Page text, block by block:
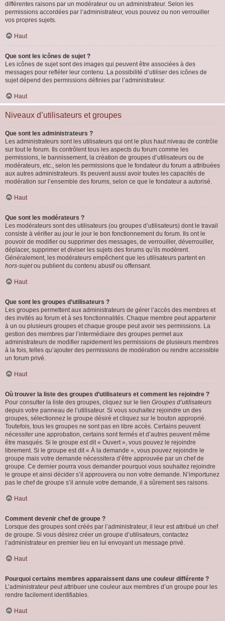
différentes raisons par un modérateur ou un administrateur. Selon les
permissions accordées par l’administrateur, vous pouvez ou non verrouiller
vos propres sujets.
Haut
Que sont les icônes de sujet ?
Les icônes de sujet sont des images qui peuvent être associées à des
messages pour refléter leur contenu. La possibilité d’utiliser des icônes de
sujet dépend des permissions définies par l’administrateur.
Haut
Niveaux d’utilisateurs et groupes
Que sont les administrateurs ?
Les administrateurs sont les utilisateurs qui ont le plus haut niveau de contrôle
sur tout le forum. Ils contrôlent tous les aspects du forum comme les
permissions, le bannissement, la création de groupes d’utilisateurs ou de
modérateurs, etc., selon les permissions que le fondateur du forum a attribuées
aux autres administrateurs. Ils peuvent aussi avoir toutes les capacités de
modération sur l’ensemble des forums, selon ce que le fondateur a autorisé.
Haut
Que sont les modérateurs ?
Les modérateurs sont des utilisateurs (ou groupes d’utilisateurs) dont le travail
consiste à vérifier au jour le jour le bon fonctionnement du forum. Ils ont le
pouvoir de modifier ou supprimer des messages, de verrouiller, déverrouiller,
déplacer, supprimer et diviser les sujets des forums qu’ils modèrent.
Généralement, les modérateurs empêchent que les utilisateurs partent en
hors-sujetou publient du contenu abusif ou offensant.
Haut
Que sont les groupes d’utilisateurs ?
Les groupes permettent aux administrateurs de gérer l’accès des membres et
des invités au forum et à ses fonctionnalités. Chaque membre peut appartenir
à un ou plusieurs groupes et chaque groupe peut avoir ses permissions. La
gestion des membres par l’intermédiaire des groupes permet aux
administrateurs de modifier rapidement les permissions de plusieurs membres
à la fois, telles qu’ajouter des permissions de modération ou rendre accessible
un forum privé.
Haut
Où trouver la liste des groupes d’utilisateurs et comment les rejoindre ?
Pour consulter la liste des groupes, cliquez sur le lien Groupes d’utilisateurs
depuis votre panneau de l’utilisateur. Si vous souhaitez rejoindre un des
groupes, sélectionnez le groupe désiré et cliquez sur le bouton approprié.
Toutefois, tous les groupes ne sont pas en libre accès. Certains peuvent
nécessiter une approbation, certains sont fermés et d’autres peuvent même
être masqués. Si le groupe est dit « Ouvert », vous pouvez le rejoindre
librement. Si le groupe est dit « À la demande », vous pouvez rejoindre le
groupe mais votre demande nécessitera d’être approuvée par un chef de
groupe. Ce dernier pourra vous demander pourquoi vous souhaitez rejoindre
le groupe et ainsi décider s’il approuvera ou non votre demande. N’importunez
pas le chef de groupe s’il annule votre demande, il a sûrement ses raisons.
Haut
Comment devenir chef de groupe ?
Lorsque des groupes sont créés par l’administrateur, il leur est attribué un chef
de groupe. Si vous désirez créer un groupe d’utilisateurs, contactez
l’administrateur en premier lieu en lui envoyant un message privé.
Haut
Pourquoi certains membres apparaissent dans une couleur différente ?
L’administrateur peut attribuer une couleur aux membres d’un groupe pour les
rendre facilement identifiables.
Haut